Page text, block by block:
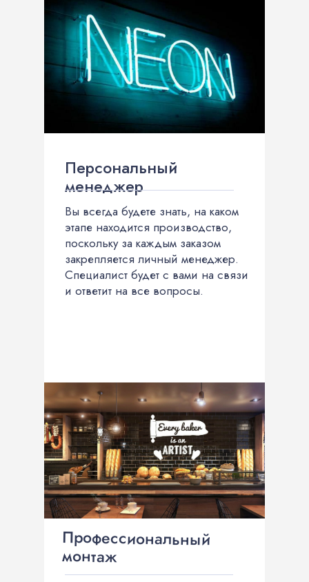
Персональный
менеджер
Вы всегда будете знать, на каком
этапе находится производство,
поскольку за каждым заказом
закрепляется личный менеджер.
Специалист будет с вами на связи
и ответит на все вопросы.
Профессиональный
монтаж